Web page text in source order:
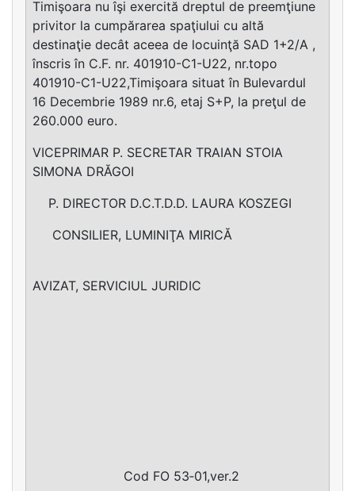
Timişoara nu îşi exercită dreptul de preemţiune
privitor la cumpărarea spaţiului cu altă
destinaţie decât aceea de locuinţă SAD 1+2/A ,
înscris în C.F. nr. 401910-C1-U22, nr.topo
401910-C1-U22,Timişoara situat în Bulevardul
16 Decembrie 1989 nr.6, etaj S+P, la preţul de
260.000 euro.
VICEPRIMAR P. SECRETAR TRAIAN STOIA
SIMONA DRĂGOI
P. DIRECTOR D.C.T.D.D. LAURA KOSZEGI
CONSILIER, LUMINIŢA MIRICĂ
AVIZAT, SERVICIUL JURIDIC
Cod FO 53‐01,ver.2